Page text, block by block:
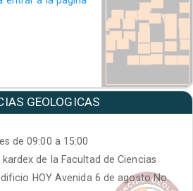
GEOLOGICAS
de 09:00 a 15:00
de la Facultad de Ciencias
HOY Avenida 6 de agosto No.